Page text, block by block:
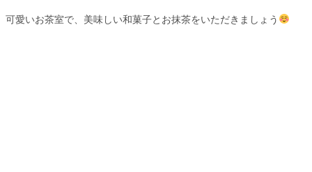
可愛いお茶室で、美味しい和菓子とお抹茶をいただきましょう